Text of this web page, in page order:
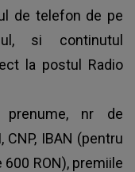
de telefon de pe
si continutul
la postul Radio
prenume, nr de
IBAN (pentru
RON), premiile